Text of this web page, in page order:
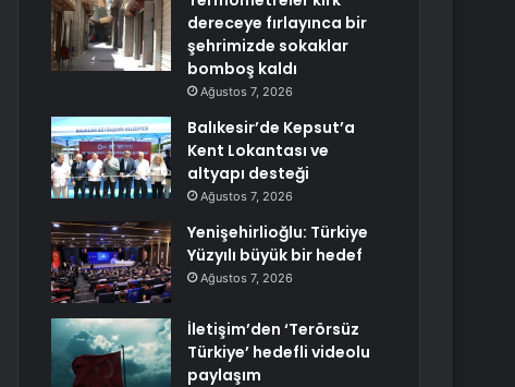
dereceye fırlayınca bir
şehrimizde sokaklar
bomboş kaldı
Ağustos 7, 2026
Balıkesir’de Kepsut’a
Kent Lokantası ve
altyapı desteği
Ağustos 7, 2026
Yenişehirlioğlu: Türkiye
Yüzyılı büyük bir hedef
Ağustos 7, 2026
İletişim’den ‘Terörsüz
Türkiye’ hedefli videolu
paylaşım